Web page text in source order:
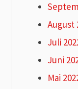
August
Juli
Juni
Mai